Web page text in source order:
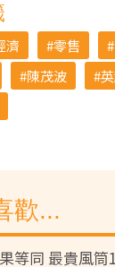
濟 零售
陳茂波
歡...
等同 最貴風筒